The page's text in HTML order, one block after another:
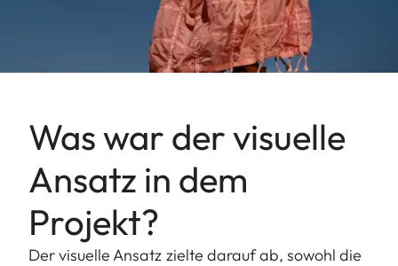
Was war der visuelle
Ansatz in dem
Projekt?
Der visuelle Ansatz zielte darauf ab, sowohl die